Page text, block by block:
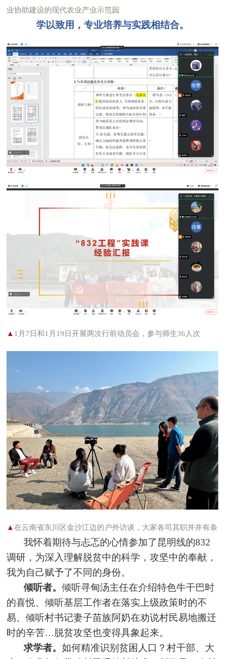
业协助建设的现代农业产业示范园
学以致用，专业培养与实践相结合。
▲ 1月7日和1月19日开展两次行前动员会，参与师生36人次
▲在云南省东川区金沙江边的户外访谈，大家各司其职井井有条
我怀着期待与忐忑的心情参加了昆明线的832
调研，为深入理解脱贫中的科学，攻坚中的奉献，
我为自己赋予了不同的身份。
倾听者。倾听寻甸汤主任在介绍特色牛干巴时
的喜悦、倾听基层工作者在落实上级政策时的不
易、倾听村书记妻子苗族阿奶在劝说村民易地搬迁
时的辛苦…脱贫攻坚也变得具象起来。
求学者。如何精准识别贫困人口？村干部、大